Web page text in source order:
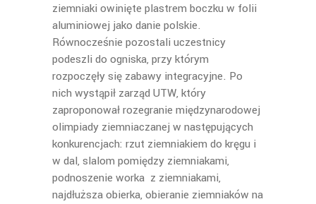
ziemniaki owinięte plastrem boczku w folii
aluminiowej jako danie polskie.
Równocześnie pozostali uczestnicy
podeszli do ogniska, przy którym
rozpoczęły się zabawy integracyjne. Po
nich wystąpił zarząd UTW, który
zaproponował rozegranie międzynarodowej
olimpiady ziemniaczanej w następujących
konkurencjach: rzut ziemniakiem do kręgu i
w dal, slalom pomiędzy ziemniakami,
podnoszenie worka z ziemniakami,
najdłuższa obierka, obieranie ziemniaków na